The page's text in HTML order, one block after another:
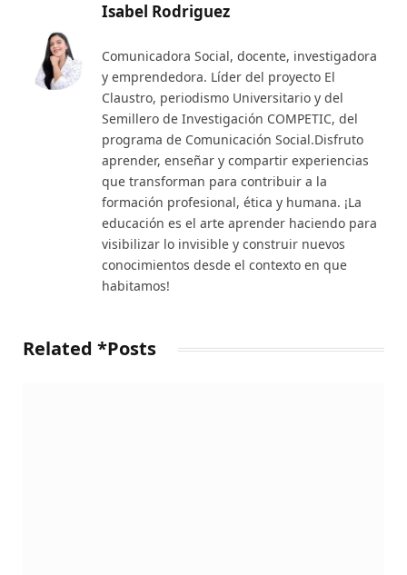
Isabel Rodriguez
Comunicadora Social, docente, investigadora
y emprendedora. Líder del proyecto El
Claustro, periodismo Universitario y del
Semillero de Investigación COMPETIC, del
programa de Comunicación Social.Disfruto
aprender, enseñar y compartir experiencias
que transforman para contribuir a la
formación profesional, ética y humana. ¡La
educación es el arte aprender haciendo para
visibilizar lo invisible y construir nuevos
conocimientos desde el contexto en que
habitamos!
Related *Posts